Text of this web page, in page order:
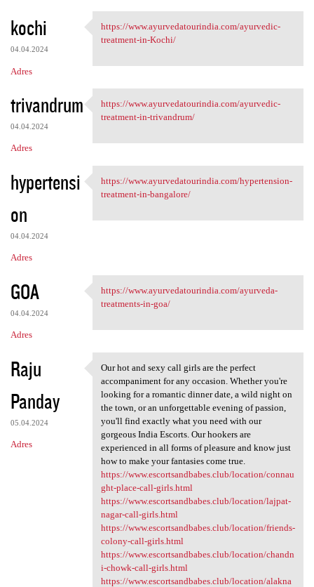
kochi
04.04.2024
Adres
https://www.ayurvedatourindia
https://www.ayurvedatourindia.com/ayurvedic-
treatment-in-Kochi/
trivandrum
04.04.2024
Adres
https://www.ayurvedatourindia
https://www.ayurvedatourindia.com/ayurvedic-
treatment-in-trivandrum/
hypertensi
on
04.04.2024
Adres
https://www.ayurvedatourindia
https://www.ayurvedatourindia.com/hypertension-
treatment-in-bangalore/
GOA
04.04.2024
Adres
https://www.ayurvedatourindia
https://www.ayurvedatourindia.com/ayurveda-
treatments-in-goa/
Raju
Panday
05.04.2024
Adres
Our hot and sexy call girls
Our hot and sexy call girls are the perfect
accompaniment for any occasion. Whether you're
looking for a romantic dinner date, a wild night on
the town, or an unforgettable evening of passion,
you'll find exactly what you need with our
gorgeous India Escorts. Our hookers are
experienced in all forms of pleasure and know just
how to make your fantasies come true.
https://www.escortsandbabes.club/location/connau
ght-place-call-girls.html
https://www.escortsandbabes.club/location/lajpat-
nagar-call-girls.html
https://www.escortsandbabes.club/location/friends-
colony-call-girls.html
https://www.escortsandbabes.club/location/chandn
i-chowk-call-girls.html
https://www.escortsandbabes.club/location/alakna